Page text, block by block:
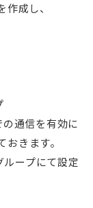
成し、
通信を有効に
きます。
ループにて設定